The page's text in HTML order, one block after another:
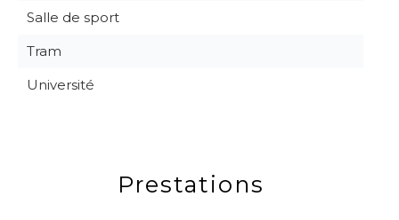
Salle de sport
Tram
Université
Prestations